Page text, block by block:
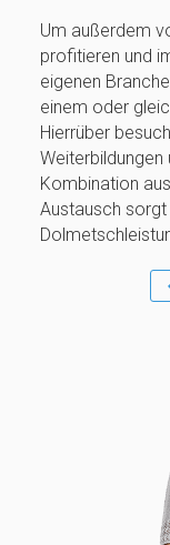
Um außerdem
profitieren und
eigenen
einem oder
Hierrüber
Weiterbildungen
Kombination
Austausch